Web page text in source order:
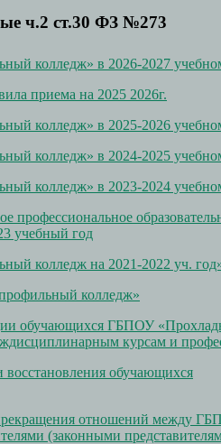
ч.2 ст.30 ФЗ №273
колледж» в 2026-2027
приема на 2025 2026г.
колледж» в 2025-2026
колледж» в 2024-2025
колледж» в 2023-2024
профессиональное
учебный год
колледж на 2021-2022 уч.
колледж»
обучающихся ГБПОУ
курсам и
восстановления обучающихся
отношений между
(законными